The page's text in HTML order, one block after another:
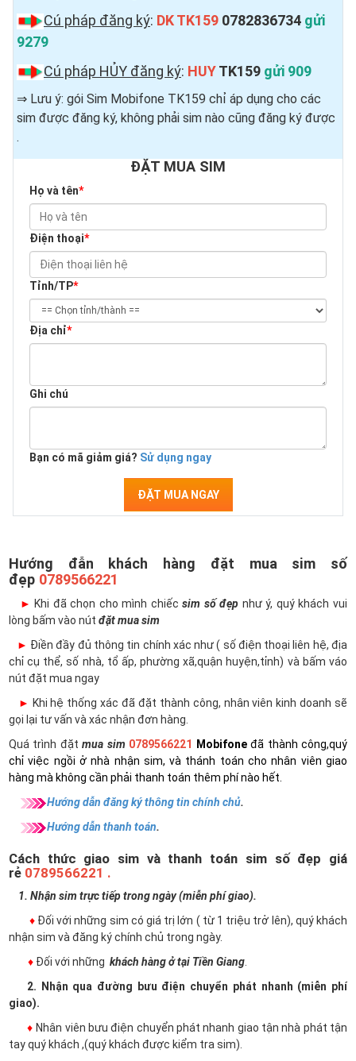
Cú pháp đăng ký: DK TK159 0782836734 gửi
9279
Cú pháp HỦY đăng ký: HUYTK159 gửi 909
⇒ Lưu ý: gói Sim Mobifone TK159 chỉ áp dụng cho các
sim được đăng ký, không phải sim nào cũng đăng ký được ​
.
ĐẶT MUA SIM
Họ và tên*
Điện thoại*
Tỉnh/TP*
Địa chỉ*
Ghi chú
Bạn có mã giảm giá? Sử dụng ngay
ĐẶT MUA NGAY
Hướng đẫn khách hàng đặt mua sim số
đẹp 0789566221
► Khi đã chọn cho mình chiếcsim số đẹp như ý, quý khách vui
lòng bấm vào nút đặt mua sim
► Điền đầy đủ thông tin chính xác như ( số điện thoại liên hệ, địa
chỉ cụ thể, số nhà, tổ ấp, phường xã,quận huyện,tỉnh) và bấm váo
nút đặt mua ngay
► Khi hệ thống xác đã đặt thành công, nhân viên kinh doanh sẽ
gọi lại tư vấn và xác nhận đơn hàng.
Quá trình đặtmua sim 0789566221 Mobifoneđã thành công,quý
chỉ việc ngồi ở nhà nhận sim, và thánh toán cho nhân viên giao
hàng mà không cần phải thanh toán thêm phí nào hết.
Hướng dẫn đăng ký thông tin chính chủ.
Hướng dẫn thanh toán.
Cách thức giao sim và thanh toán sim số đẹp giá
rẻ 0789566221 .
1. Nhận sim trực tiếp trong ngày (miễn phí giao).
♦ Đối với những sim có giá trị lớn ( từ 1 triệu trở lên), quý khách
nhận sim và đăng ký chính chủ trong ngày.
♦ Đối với những khách hàng ở tại Tiền Giang
2. Nhận qua đường bưu điện chuyển phát nhanh (miễn phí
giao).
♦ Nhân viên bưu điện chuyển phát nhanh giao tận nhà phát tận
tay quý khách ,(quý khách được kiểm tra sim).